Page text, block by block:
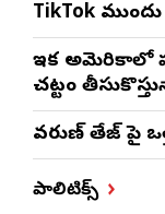
TikTok
ఇక అమెరికాలో
చట్టం
వరుణ్ తేజ్‌ పై
పాలిటిక్స్